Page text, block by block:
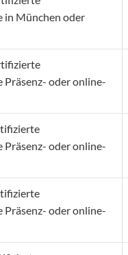
in München oder
oder online-
oder online-
oder online-